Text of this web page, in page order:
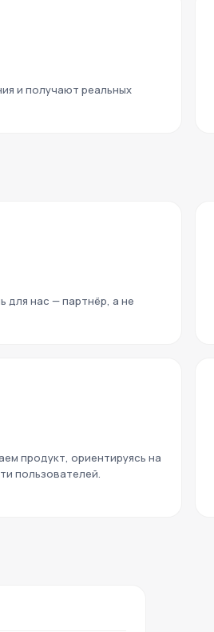
и получают реальных
для нас — партнёр, а не
продукт, ориентируясь на
пользователей.